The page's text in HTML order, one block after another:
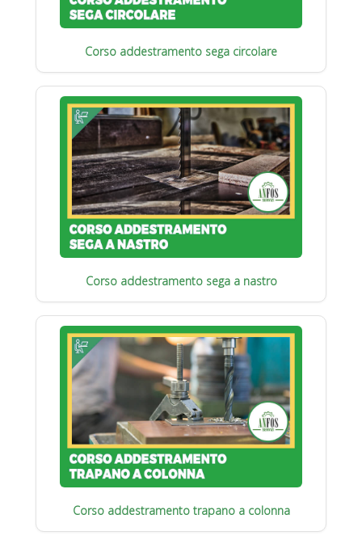
Corso addestramento sega circolare
Corso addestramento sega a nastro
Corso addestramento trapano a colonna